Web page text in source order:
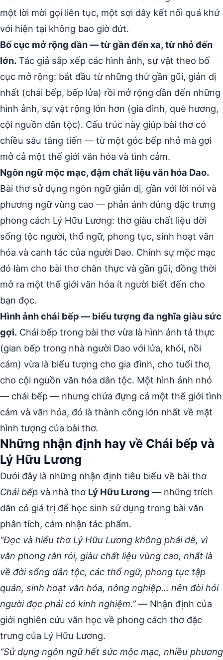
một lời mời gọi liên tục, một sợi dây kết nối quá khứ
với hiện tại không bao giờ đứt.
Bố cục mở rộng dần — từ gần đến xa, từ nhỏ đến
lớn. Tác giả sắp xếp các hình ảnh, sự vật theo bố
cục mở rộng: bắt đầu từ những thứ gần gũi, giản dị
nhất (chái bếp, bếp lửa) rồi mở rộng dần đến những
hình ảnh, sự vật rộng lớn hơn (gia đình, quê hương,
cội nguồn dân tộc). Cấu trúc này giúp bài thơ có
chiều sâu tăng tiến — từ một góc bếp nhỏ mà gợi
mở cả một thế giới văn hóa và tình cảm.
Ngôn ngữ mộc mạc, đậm chất liệu văn hóa Dao.
Bài thơ sử dụng ngôn ngữ giản dị, gần với lời nói và
phương ngữ vùng cao — phản ánh đúng đặc trưng
phong cách Lý Hữu Lương: thơ giàu chất liệu đời
sống tộc người, thổ ngữ, phong tục, sinh hoạt văn
hóa và canh tác của người Dao. Chính sự mộc mạc
đó làm cho bài thơ chân thực và gần gũi, đồng thời
mở ra một thế giới văn hóa ít người biết đến cho
bạn đọc.
Hình ảnh chái bếp — biểu tượng đa nghĩa giàu sức
gợi. Chái bếp trong bài thơ vừa là hình ảnh tả thực
(gian bếp trong nhà người Dao với lửa, khói, nồi
cám) vừa là biểu tượng cho gia đình, cho tuổi thơ,
cho cội nguồn văn hóa dân tộc. Một hình ảnh nhỏ
— chái bếp — nhưng chứa đựng cả một thế giới tình
cảm và văn hóa, đó là thành công lớn nhất về mặt
hình tượng của bài thơ.
Những nhận định hay về Chái bếp và
Lý Hữu Lương
Dưới đây là những nhận định tiêu biểu về bài thơ
Chái bếp và nhà thơ Lý Hữu Lương — những trích
dẫn có giá trị để học sinh sử dụng trong bài văn
phân tích, cảm nhận tác phẩm.
“Đọc và hiểu thơ Lý Hữu Lương không phải dễ, vì
văn phong rắn rỏi, giàu chất liệu vùng cao, nhất là
về đời sống dân tộc, các thổ ngữ, phong tục tập
quán, sinh hoạt văn hóa, nông nghiệp… nên đòi hỏi
người đọc phải có kinh nghiệm.”— Nhận định của
giới nghiên cứu văn học về phong cách thơ đặc
trưng của Lý Hữu Lương.
“Sử dụng ngôn ngữ hết sức mộc mạc, nhiều phương